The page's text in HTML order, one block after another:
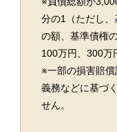
分の1（ただし
の額、基準債権
100万円、300万
※一部の損害賠
義務などに基づ
せん。